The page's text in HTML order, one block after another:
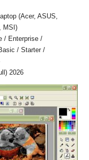
(Acer, ASUS,
MSI)
/ Enterprise /
/ Starter /
2026